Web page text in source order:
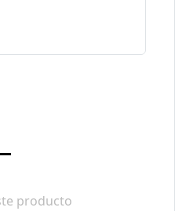
producto